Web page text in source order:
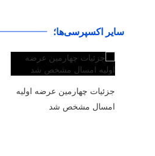
سایر اکسپرسی‌ها؛
جزئیات چهارمین عرضه اولیه
امسال مشخص شد